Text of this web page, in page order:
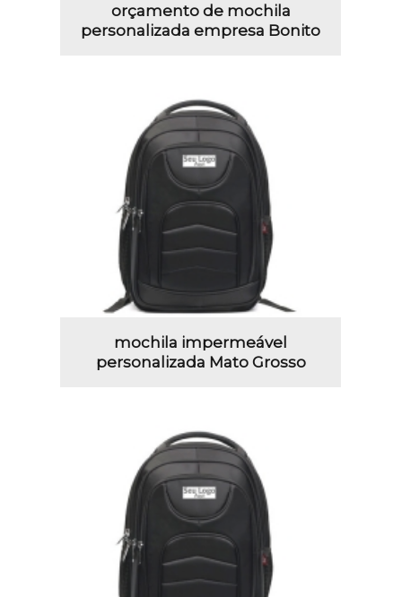
orçamento de mochila
personalizada empresa Bonito
mochila impermeável
personalizada Mato Grosso